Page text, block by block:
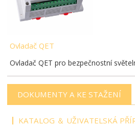
Ovladač QET
Ovladač QET pro bezpečnostní
DOKUMENTY A KE STAŽENÍ
KATALOG ＆ UŽIVATELSKÁ